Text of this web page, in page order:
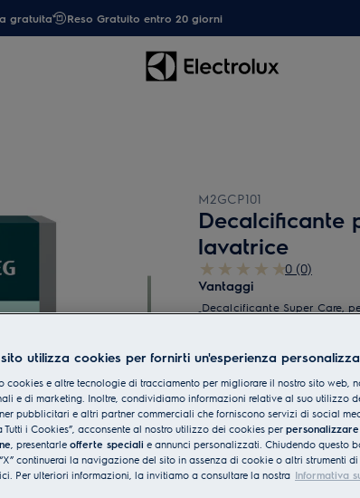
gratuita Reso Gratuito entro 20 giorni
M2GCP101
Decalcificante
lavatrice
0 (0)
Vantaggi
Decalcificante Super Care,
Il decalcificante Super
utilizza cookies per fornirti un'esperienza
cookies e altre tecnologie di tracciamento per migliorare il nostro sito web,
e di marketing. Inoltre, condividiamo informazioni relative al suo utilizzo
pubblicitari e altri partner commerciali che forniscono servizi di social
Tutti i Cookies”, acconsente al nostro utilizzo dei cookies per
, presentarle offerte speciali e annunci personalizzati. Chiudendo questo
continuerai la navigazione del sito in assenza di cookie o altri strumenti
Per ulteriori informazioni, la invitiamo a consultare la nostra Informativa